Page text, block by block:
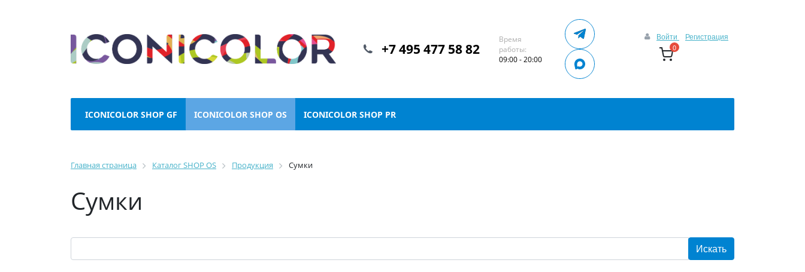
Войти Регистрация
0
+7 495 477 58 82
Время
работы:
09:00 - 20:00
ICONICOLOR SHOP GF ICONICOLOR SHOP OS ICONICOLOR SHOP PR
Главная страница Каталог SHOP OS Продукция Сумки
Сумки